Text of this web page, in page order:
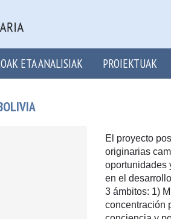
ETA ANALISIAK PROIEKTUAK
El proyecto
originarias
oportunidades
en el
3 ámbitos: 1)
concentración